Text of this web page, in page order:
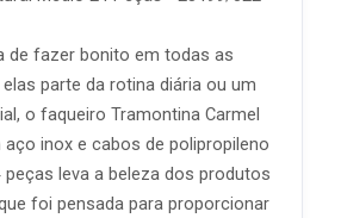
de fazer bonito em todas as
parte da rotina diária ou um
o faqueiro Tramontina Carmel
inox e cabos de polipropileno
peças leva a beleza dos produtos
foi pensada para proporcionar